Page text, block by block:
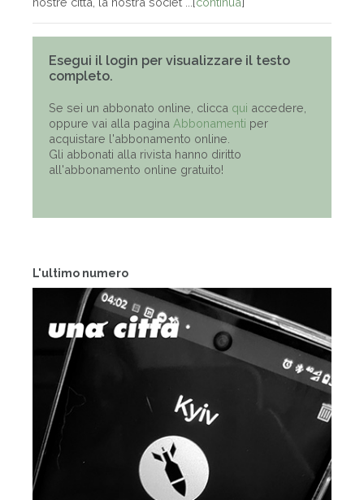
L'ultimo numero
Esegui il login per visualizzare il testo
completo.
Se sei un abbonato online, clicca qui accedere,
oppure vai alla pagina Abbonamenti per
acquistare l'abbonamento online.
Gli abbonati alla rivista hanno diritto
all'abbonamento online gratuito!